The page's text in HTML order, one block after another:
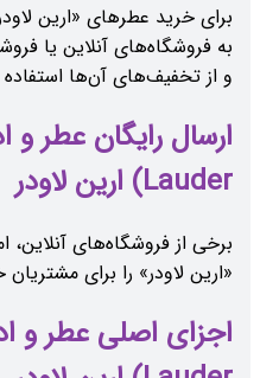
برای خرید عطرهای «ارین
به فروشگاه‌های آنلاین یا
و از تخفیف‌های آن‌ها استفاده
Lauder) ارین لاودر
برخی از فروشگاه‌های آنلاین،
«ارین لاودر» را برای